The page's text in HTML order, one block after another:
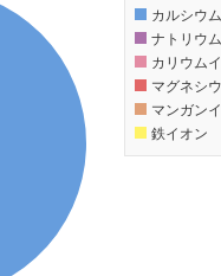
カルシウ
ナトリウ
カリウム
マグネシ
マンガン
鉄イオン